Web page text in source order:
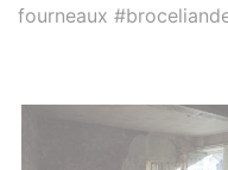
fourneaux
Photos